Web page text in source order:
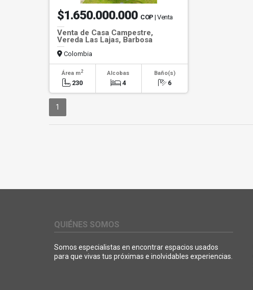
$1.650.000.000 COP | Venta
Venta de Casa Campestre,
Vereda Las Lajas, Barbosa
Colombia
Área m2
230
Alcobas
4
Baño(s)
6
1
QUIÉNES SOMOS
Somos especialistas en encontrar espacios usados
para que vivas tus próximas e inolvidables experiencias.